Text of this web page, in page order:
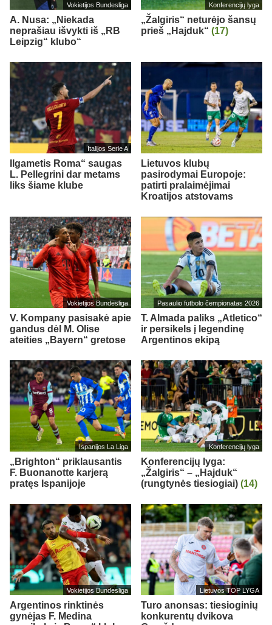
Vokietijos Bundesliga
A. Nusa: „Niekada
neprašiau išvykti iš „RB
Leipzig“ klubo“
Konferencijų lyga
„Žalgiris“ neturėjo šansų
prieš „Hajduk“ (17)
Italijos Serie A
Ilgametis Roma“ saugas
L. Pellegrini dar metams
liks šiame klube
Lietuvos klubų
pasirodymai Europoje:
patirti pralaimėjimai
Kroatijos atstovams
Vokietijos Bundesliga
V. Kompany pasisakė apie
gandus dėl M. Olise
ateities „Bayern“ gretose
Pasaulio futbolo čempionatas 2026
T. Almada paliks „Atletico“
ir persikels į legendinę
Argentinos ekipą
Ispanijos La Liga
„Brighton“ priklausantis
F. Buonanotte karjerą
pratęs Ispanijoje
Konferencijų lyga
Konferencijų lyga:
„Žalgiris“ – „Hajduk“
(rungtynės tiesiogiai) (14)
Vokietijos Bundesliga
Argentinos rinktinės
gynėjas F. Medina
Lietuvos TOP LYGA
Turo anonsas: tiesioginių
konkurentų dvikova